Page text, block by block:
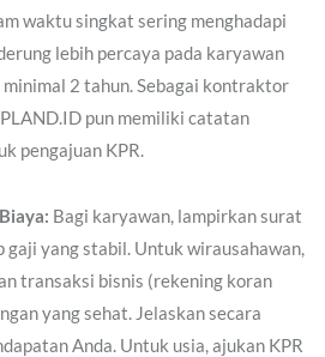
waktu singkat sering menghadapi
lebih percaya pada karyawan
2 tahun. Sebagai kontraktor
pun memiliki catatan
pengajuan KPR.
Bagi karyawan, lampirkan surat
gaji yang stabil. Untuk wirausahawan,
transaksi bisnis (rekening koran
yang sehat. Jelaskan secara
Anda. Untuk usia, ajukan KPR